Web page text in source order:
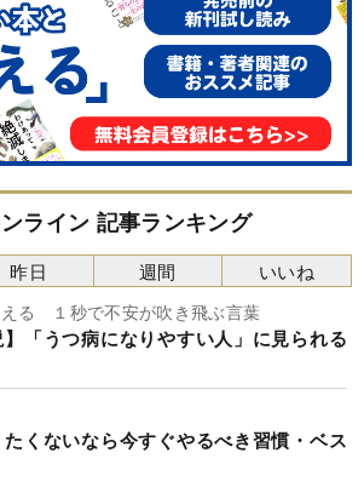
ライン 記事ランキング
る １秒で不安が吹き飛ぶ言葉
】「うつ病になりやすい人」に見られる
たくないなら今すぐやるべき習慣・ベス
昨日 週間 いいね